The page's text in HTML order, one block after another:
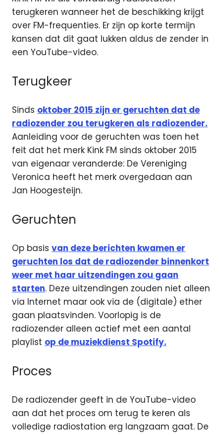
terugkeren wanneer het de beschikking krijgt
over FM-frequenties. Er zijn op korte termijn
kansen dat dit gaat lukken aldus de zender in
een YouTube-video.
Terugkeer
Sinds oktober 2015 zijn er geruchten dat de
radiozender zou terugkeren als radiozender.
Aanleiding voor de geruchten was toen het
feit dat het merk Kink FM sinds oktober 2015
van eigenaar veranderde: De Vereniging
Veronica heeft het merk overgedaan aan
Jan Hoogesteijn.
Geruchten
Op basis van deze berichten kwamen er
geruchten los dat de radiozender binnenkort
weer met haar uitzendingen zou gaan
starten. Deze uitzendingen zouden niet alleen
via Internet maar ook via de (digitale) ether
gaan plaatsvinden. Voorlopig is de
radiozender alleen actief met een aantal
playlist op de muziekdienst Spotify.
Proces
De radiozender geeft in de YouTube-video
aan dat het proces om terug te keren als
volledige radiostation erg langzaam gaat. De